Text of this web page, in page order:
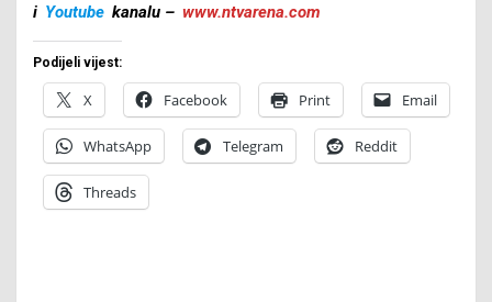
i Youtube kanalu – www.ntvarena.com
Podijeli vijest:
X Facebook Print Email
WhatsApp Telegram Reddit
Threads